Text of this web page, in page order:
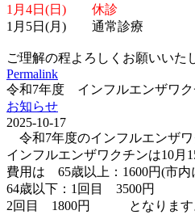
1月4日(日) 休診
1月5日(月) 通常診療
ご理解の程よろしくお願いいた
Permalink
令和7年度 インフルエンザワク
お知らせ
2025-10-17
令和7年度のインフルエンザワ
インフルエンザワクチンは10月
費用は 65歳以上：1600円(市内
64歳以下：1回目 3500円
2回目 1800円 となります